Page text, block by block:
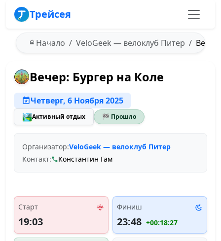
Трейсея
Начало VeloGeek — велоклуб Питер
Вечер: Бургер на Коле
Четверг, 6 Ноября 2025
🏞️Активный отдых 🏁 Прошло
Организатор:VeloGeek — велоклуб Питер
Контакт:
Константин Гам
Старт
19:03
Финиш
23:48 +00:18:27